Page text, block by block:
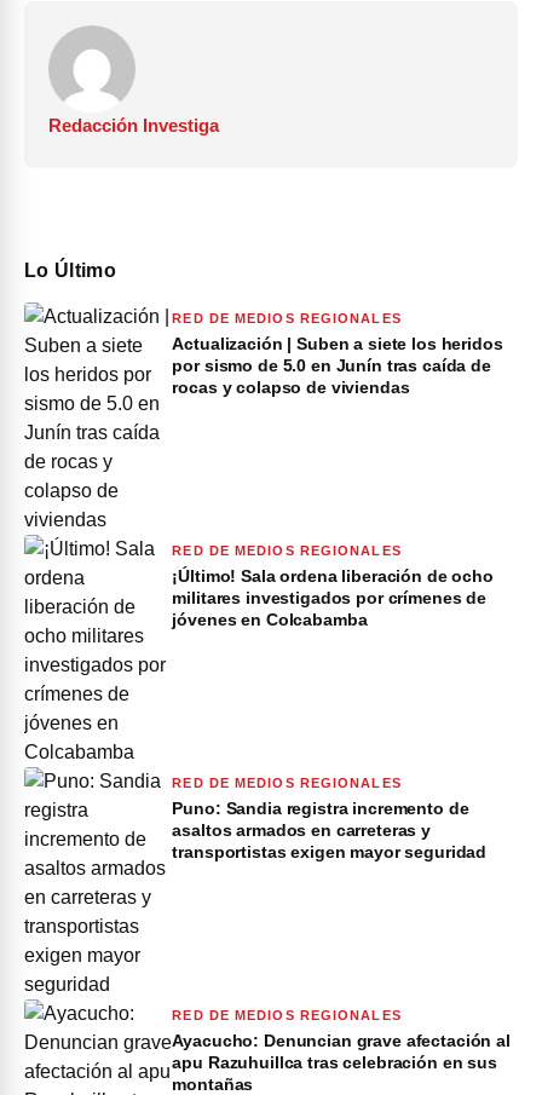
Redacción Investiga
Lo Último
RED DE MEDIOS REGIONALES
Actualización | Suben a siete los heridos
por sismo de 5.0 en Junín tras caída de
rocas y colapso de viviendas
RED DE MEDIOS REGIONALES
¡Último! Sala ordena liberación de ocho
militares investigados por crímenes de
jóvenes en Colcabamba
RED DE MEDIOS REGIONALES
Puno: Sandia registra incremento de
asaltos armados en carreteras y
transportistas exigen mayor seguridad
RED DE MEDIOS REGIONALES
Ayacucho: Denuncian grave afectación al
apu Razuhuillca tras celebración en sus
montañas